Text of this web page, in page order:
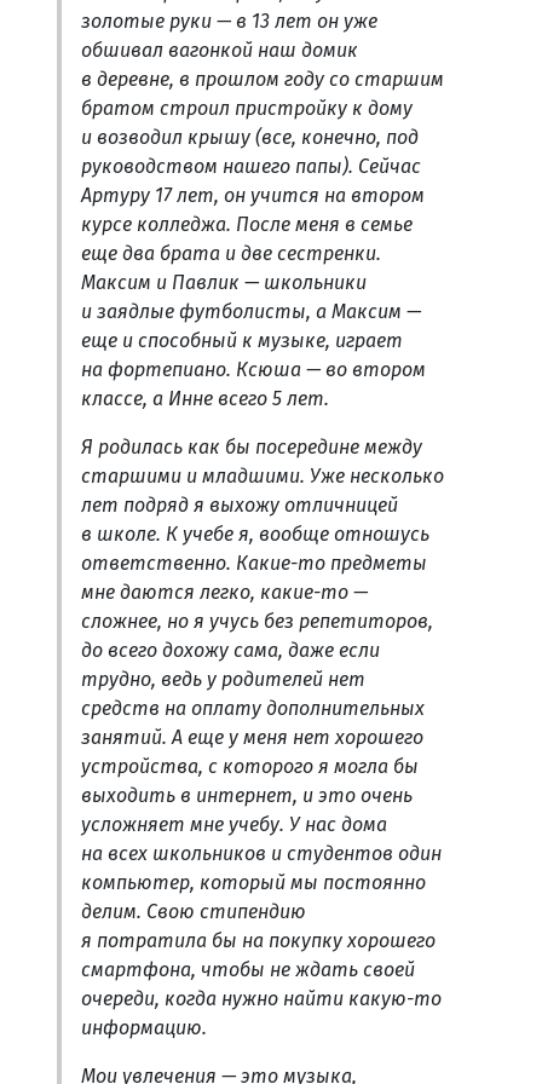
золотые руки — в 13 лет он уже
обшивал вагонкой наш домик
в деревне, в прошлом году со старшим
братом строил пристройку к дому
и возводил крышу (все, конечно, под
руководством нашего папы). Сейчас
Артуру 17 лет, он учится на втором
курсе колледжа. После меня в семье
еще два брата и две сестренки.
Максим и Павлик — школьники
и заядлые футболисты, а Максим —
еще и способный к музыке, играет
на фортепиано. Ксюша — во втором
классе, а Инне всего 5 лет.
Я родилась как бы посередине между
старшими и младшими. Уже несколько
лет подряд я выхожу отличницей
в школе. К учебе я, вообще отношусь
ответственно. Какие-то предметы
мне даются легко, какие-то —
сложнее, но я учусь без репетиторов,
до всего дохожу сама, даже если
трудно, ведь у родителей нет
средств на оплату дополнительных
занятий. А еще у меня нет хорошего
устройства, с которого я могла бы
выходить в интернет, и это очень
усложняет мне учебу. У нас дома
на всех школьников и студентов один
компьютер, который мы постоянно
делим. Свою стипендию
я потратила бы на покупку хорошего
смартфона, чтобы не ждать своей
очереди, когда нужно найти какую-то
информацию.
Мои увлечения — это музыка,